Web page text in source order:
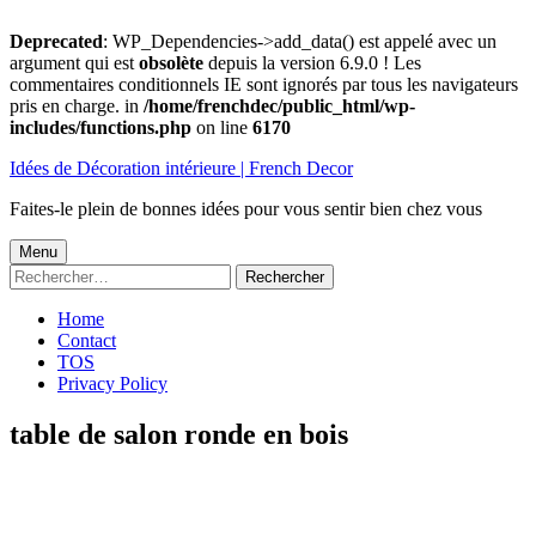
Deprecated: WP_Dependencies->add_data() est appelé avec un
argument qui est obsolète depuis la version 6.9.0 ! Les
commentaires conditionnels IE sont ignorés par tous les navigateurs
pris en charge. in /home/frenchdec/public_html/wp-
includes/functions.php on line 6170
au
Idées de Décoration intérieure | French Decor
Faites-le plein de bonnes idées pour vous sentir bien chez vous
Menu
principal
Menu
Rechercher :
Home
Contact
TOS
Privacy Policy
table de salon ronde en bois